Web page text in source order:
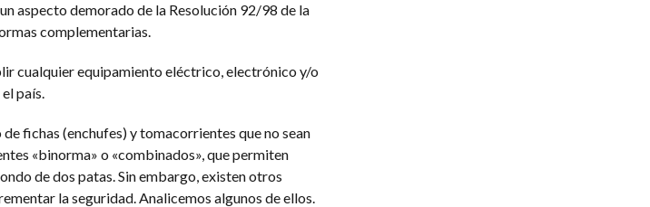
aspecto demorado de la Resolución 92/98 de la
complementarias.
cualquier equipamiento eléctrico, electrónico y/o
país.
fichas (enchufes) y tomacorrientes que no sean
«binorma» o «combinados», que permiten
de dos patas. Sin embargo, existen otros
la seguridad. Analicemos algunos de ellos.